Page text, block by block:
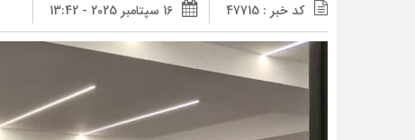
کد خبر : 47715 16 سپتامبر 2025 - 13:42